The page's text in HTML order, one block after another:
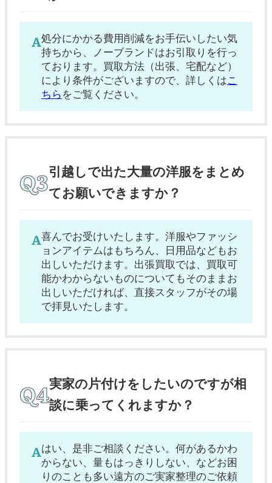
処分にかかる費用削減をお手伝いしたい気
持ちから、ノーブランドはお引取りを行っ
ております。買取方法（出張、宅配など）
により条件がございますので、詳しくはこ
ちら をご覧ください。
引越しで出た大量の洋服をまとめ
てお願いできますか？
喜んでお受けいたします。洋服やファッシ
ョンアイテムはもちろん、日用品などもお
出しいただけます。出張買取では、買取可
能かわからないものについてもそのままお
出しいただければ、直接スタッフがその場
で拝見いたします。
実家の片付けをしたいのですが相
談に乗ってくれますか？
はい、是非ご相談ください。何があるかわ
からない、量もはっきりしない、などお困
りのことも多い遠方のご実家整理のご依頼